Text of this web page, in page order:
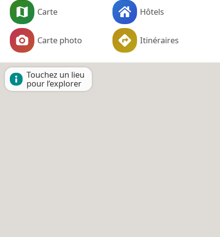
Carte Hôtels
Carte photo Itinéraires
Touchez un lieu
pour l’explorer